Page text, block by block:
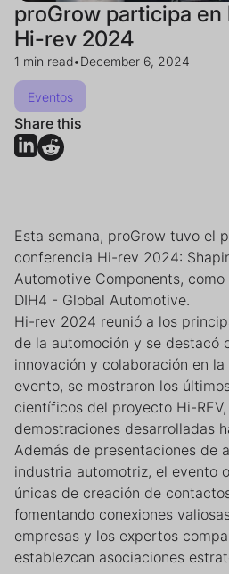
proGrow participa
Hi-rev 2024
1 min read•December 6, 2024
Eventos
Share this
Esta semana, proGrow tuvo el
conferencia Hi-rev 2024:
Automotive Components,
DIH4 - Global Automotive.
Hi-rev 2024 reunió a los
de la automoción y se destacó
innovación y colaboración en
evento, se mostraron los
científicos del proyecto Hi-
demostraciones desarrolladas
Además de presentaciones de
industria automotriz, el evento
únicas de creación de
fomentando conexiones
empresas y los expertos
establezcan asociaciones